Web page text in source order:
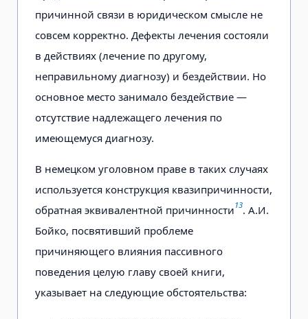
причинной связи в юридическом смысле не
совсем корректно. Дефекты лечения состояли
в действиях (лечение по другому,
неправильному диагнозу) и бездействии. Но
основное место занимало бездействие —
отсутствие надлежащего лечения по
имеющемуся диагнозу.
В немецком уголовном праве в таких случаях
используется конструкция квазипричинности,
обратная эквивалентной причинности13. А.И.
Бойко, посвятивший проблеме
причиняющего влияния пассивного
поведения целую главу своей книги,
указывает на следующие обстоятельства: